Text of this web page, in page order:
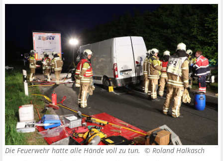
Die Feuerwehr hatte alle Hände voll zu tun. © Roland Halkasch